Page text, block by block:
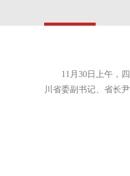
11月30日上午，
川省委副书记、省长